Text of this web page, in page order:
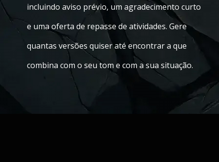
incluindo aviso prévio, um agradecimento curto
e uma oferta de repasse de atividades. Gere
quantas versões quiser até encontrar a que
combina com o seu tom e com a sua situação.